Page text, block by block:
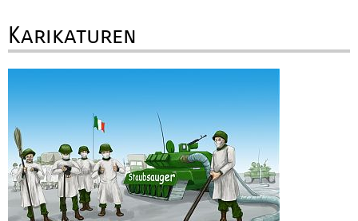
Karikaturen